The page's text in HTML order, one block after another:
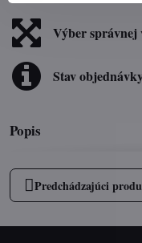
Výber správnej
Stav
Popis
Predchádzajúci